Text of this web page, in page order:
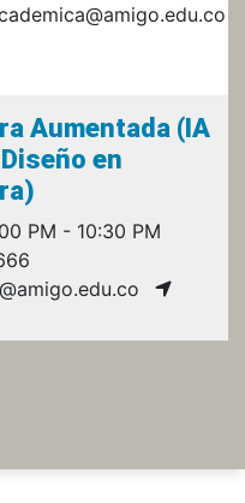
Aumentada (IA
en
PM - 10:30 PM